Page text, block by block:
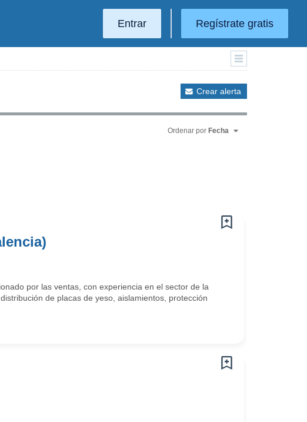
Entrar Regístrate gratis
Crear alerta
Ordenar por Fecha
por las ventas, con experiencia en el sector de la
de placas de yeso, aislamientos, protección